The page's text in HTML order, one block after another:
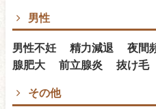
男性
男性不妊 精力減退 夜
腺肥大 前立腺炎 抜け毛
その他